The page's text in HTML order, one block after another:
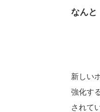
なんと
新しい
強化す
されて